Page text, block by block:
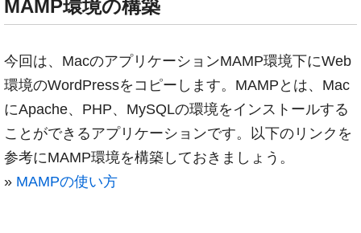
MAMP環境の構築
今回は、MacのアプリケーションMAMP環境下にWeb
環境のWordPressをコピーします。MAMPとは、Mac
にApache、PHP、MySQLの環境をインストールする
ことができるアプリケーションです。以下のリンクを
参考にMAMP環境を構築しておきましょう。
» MAMPの使い方